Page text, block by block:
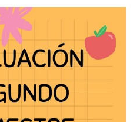
Con mucho entusiasmo
este grandioso material.
únicamente lo compartimos
en nuestra labor como
Examen aquí 👇👇 Evaluación